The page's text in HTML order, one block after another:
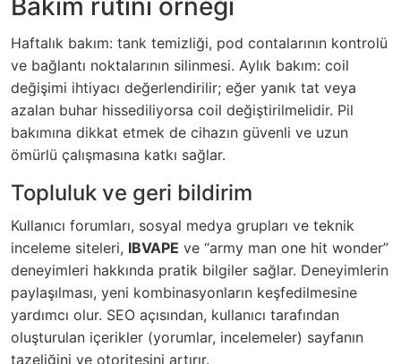
Bakım rutini örneği
Haftalık bakım: tank temizliği, pod contalarının kontrolü
ve bağlantı noktalarının silinmesi. Aylık bakım: coil
değişimi ihtiyacı değerlendirilir; eğer yanık tat veya
azalan buhar hissediliyorsa coil değiştirilmelidir. Pil
bakımına dikkat etmek de cihazın güvenli ve uzun
ömürlü çalışmasına katkı sağlar.
Topluluk ve geri bildirim
Kullanıcı forumları, sosyal medya grupları ve teknik
inceleme siteleri, IBVAPE ve “army man one hit wonder”
deneyimleri hakkında pratik bilgiler sağlar. Deneyimlerin
paylaşılması, yeni kombinasyonların keşfedilmesine
yardımcı olur. SEO açısından, kullanıcı tarafından
oluşturulan içerikler (yorumlar, incelemeler) sayfanın
tazeliğini ve otoritesini artırır.